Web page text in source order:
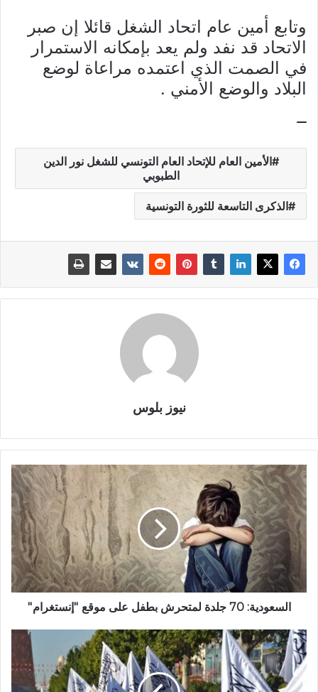
وتابع أمين عام اتحاد الشغل قائلا إن صبر
الاتحاد قد نفد ولم يعد بإمكانه الاستمرار
في الصمت الذي اعتمده مراعاة لوضع
البلاد والوضع الأمني ​​​​​​.
الأمين العام للإتحاد العام التونسي للشغل نور الدين
الطبوبي
الذكرى التاسعة للثورة التونسية
نيوز بلوس
السعودية: 70 جلدة لمتحرش بطفل على موقع ''إنستغرام''